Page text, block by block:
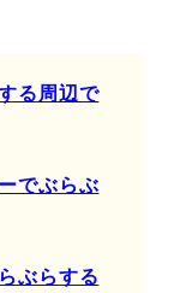
る周辺で
でぶらぶ
ぶらする